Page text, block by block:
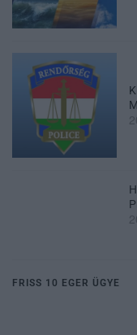
FRISS 10 EGER ÜGYE